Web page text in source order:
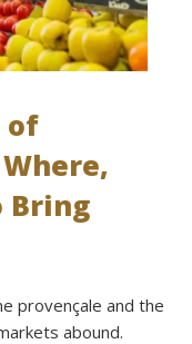
of
Bring
provençale and the
abound.